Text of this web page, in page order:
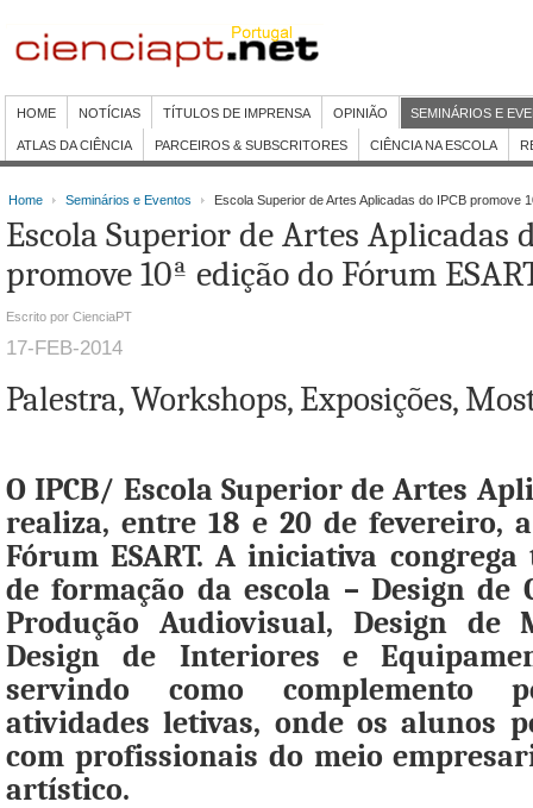
HOME NOTÍCIAS TÍTULOS DE IMPRENSA OPINIÃO SEMINÁRIOS E
ATLAS DA CIÊNCIA PARCEIROS & SUBSCRITORES CIÊNCIA NA ESCOLA
Home Seminários e Eventos Escola Superior de Artes Aplicadas do IPCB promove
Escola Superior de Artes Aplicadas
promove 10ª edição do Fórum
Escrito por CienciaPT
17-FEB-2014
Palestra, Workshops, Exposições,
O IPCB/ Escola Superior de Artes
realiza, entre 18 e 20 de fevereiro,
Fórum ESART. A iniciativa congrega
de formação da escola – Design de
Produção Audiovisual, Design de
Design de Interiores e
servindo como complemento
atividades letivas, onde os alunos
com profissionais do meio
artístico.